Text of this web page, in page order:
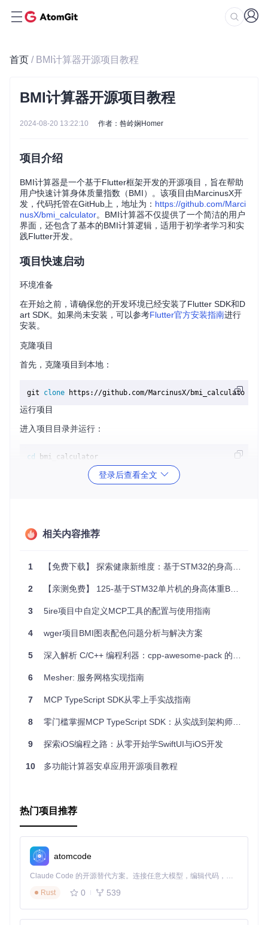
首页 / BMI计算器开源项目教程
BMI计算器开源项目教程
2024-08-20 13:22:10 作者：咎岭娴Homer
项目介绍
BMI计算器是一个基于Flutter框架开发的开源项目，旨在帮助
用户快速计算身体质量指数（BMI）。该项目由MarcinusX开
发，代码托管在GitHub上，地址为： https://github.com/Marci
nusX/bmi_calculator。BMI计算器不仅提供了一个简洁的用户
界面，还包含了基本的BMI计算逻辑，适用于初学者学习和实
践Flutter开发。
项目快速启动
环境准备
在开始之前，请确保您的开发环境已经安装了Flutter SDK和D
art SDK。如果尚未安装，可以参考Flutter官方安装指南进行
安装。
克隆项目
首先，克隆项目到本地：
git clone
运行项目
进入项目目录并运行：
cd bmi_calculator
flutter pub get
import
class BMICalculator {
return weight / pow(height / 100, 2);
应用案例和最佳实践
应用案例
BMI计算器可以广泛应用于健康管理、健身跟踪和体重控制等
自己的BMI值，并根据BMI值判断自己的体重状况。
最佳实践
并查看结果。
国际化：考虑支持多语言，以便不同国家和地区的用户使
典型生态项目
Flutter Health
以与BMI计算器结合，提供更全面的健康管理功能。
Flutter Charts
：用于数据可视化的Flutter插件，可以帮助
用户更直观地查看自己的BMI变化趋势。
通过结合这些生态项目，可以进一步扩展BMI计算器的功能，
登录后查看全文
相关内容推荐
1 【免费下载】 探索健康新维度：基于STM32的身高体重BMI指数检测仪
2 【亲测免费】 125-基于STM32单片机的身高体重BMI指数人体健康检测仪
3 5ire项目中自定义MCP工具的配置与使用指南
4 wger项目BMI图表配色问题分析与解决方案
5 深入解析 C/C++ 编程利器：cpp-awesome-pack 的配置与实战指南
6 Mesher: 服务网格实现指南
7 MCP TypeScript SDK从零上手实战指南
8 零门槛掌握MCP TypeScript SDK：从实战到架构师的LLM上下文协议实现指南
9 探索iOS编程之路：从零开始学SwiftUI与iOS开发
10 多功能计算器安卓应用开源项目教程
热门项目推荐
atomcode
Claude Code 的开源替代方案。连接任意大模型，编辑代码，运行命令，自动验证 — 全自动执行。用 Rust 构建，极致性能。 ｜ An open-source alternative to Claude Code. Connect any LLM, edit code, run commands, and verify changes — autonomously. Built in Rust for speed. Get Started
Rust
0 539